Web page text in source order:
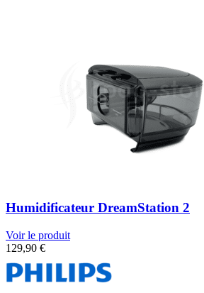
Humidificateur DreamStation 2
Voir le produit
129,90 €